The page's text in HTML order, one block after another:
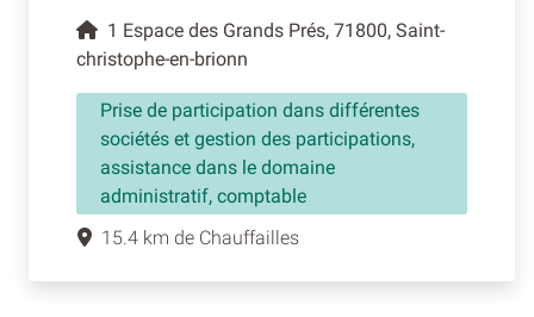
1 Espace des Grands Prés, 71800, Saint-
christophe-en-brionn
Prise de participation dans différentes
sociétés et gestion des participations,
assistance dans le domaine
administratif, comptable
15.4 km de Chauffailles